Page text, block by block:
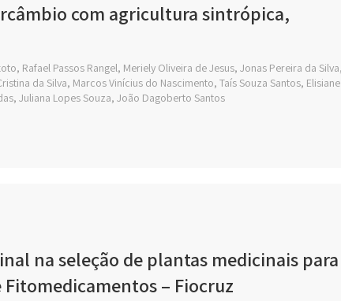
com agricultura sintrópica,
Rafael Passos Rangel, Meriely Oliveira de Jesus, Jonas Pereira da
da Silva, Marcos Vinícius do Nascimento, Taís Souza Santos,
Juliana Lopes Souza, João Dagoberto Santos
na seleção de plantas medicinais para
– Fiocruz